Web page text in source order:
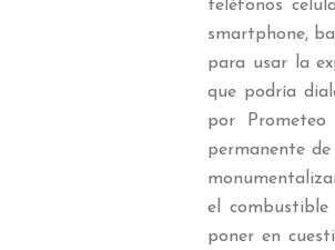
teléfonos
smartphone,
para usar la
que podría
por
permanente
el
poner en